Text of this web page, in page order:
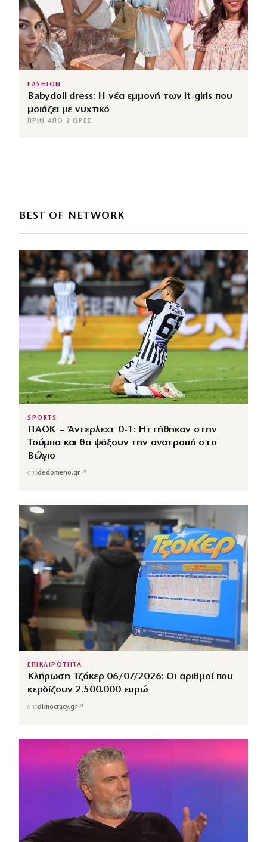
FASHION
Babydoll dress: Η νέα εμμονή των it-girls που
μοιάζει με νυχτικό
ΠΡΙΝ ΑΠΌ 2 ΏΡΕΣ
BEST OF NETWORK
SPORTS
ΠΑΟΚ – Άντερλεχτ 0-1: Ηττήθηκαν στην
Τούμπα και θα ψάξουν την ανατροπή στο
Βέλγιο
απόdedomeno.gr ↗
ΕΠΙΚΑΙΡΟΤΗΤΑ
Κλήρωση Τζόκερ 06/07/2026: Οι αριθμοί που
κερδίζουν 2.500.000 ευρώ
απόdimocracy.gr↗